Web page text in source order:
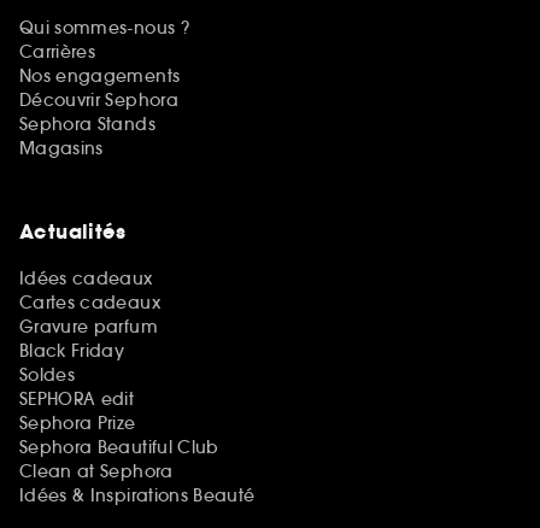
Qui sommes-nous ?
Carrières
Nos engagements
Découvrir Sephora
Sephora Stands
Magasins
Actualités
Idées cadeaux
Cartes cadeaux
Gravure parfum
Black Friday
Soldes
SEPHORA edit
Sephora Prize
Sephora Beautiful Club
Clean at Sephora
Idées & Inspirations Beauté